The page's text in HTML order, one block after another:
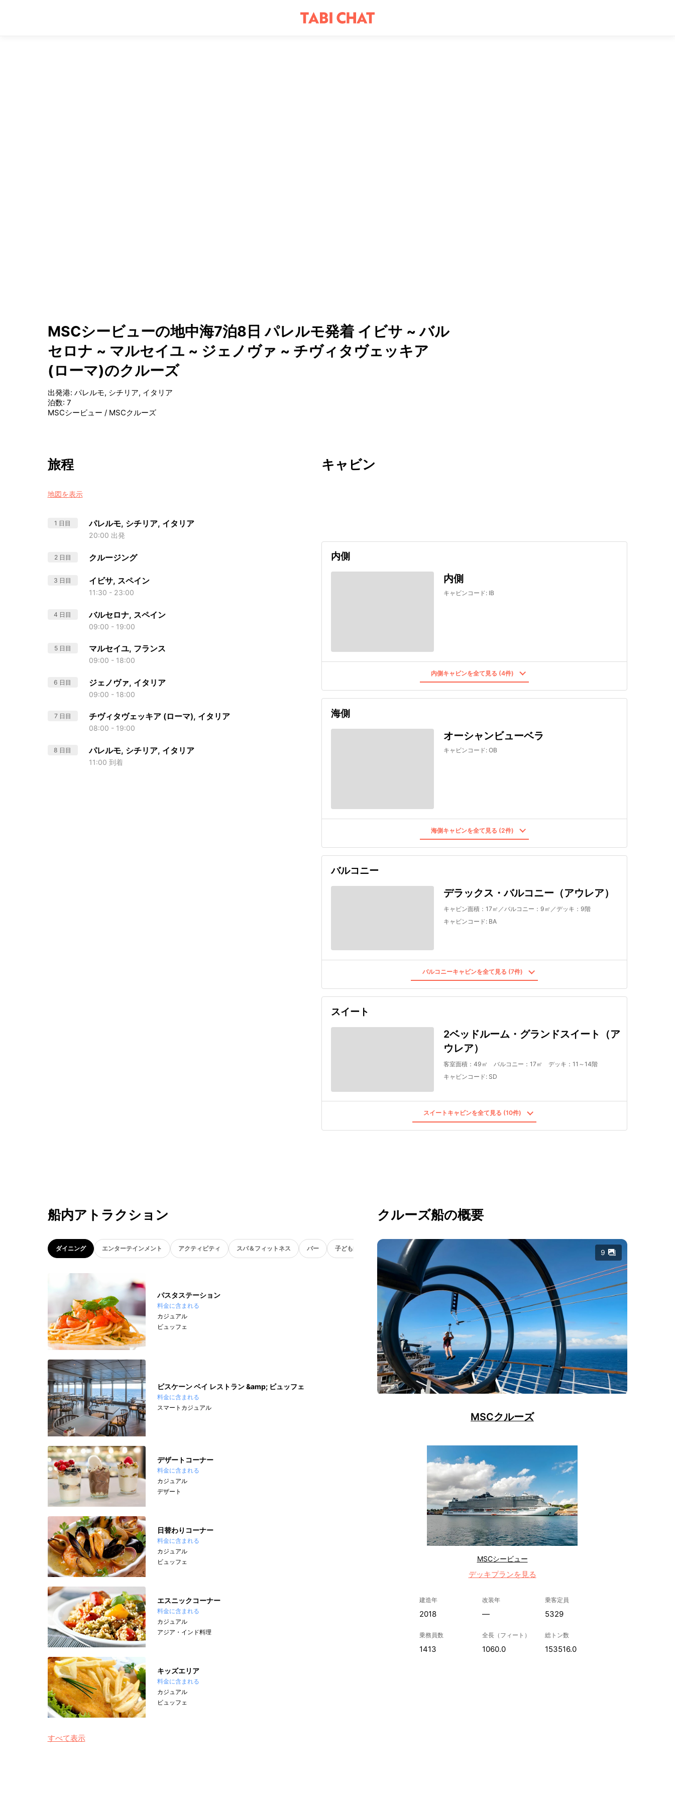
MSCシービューの地中海7泊8日 パレルモ発着 イビサ ~ バル
セロナ ~ マルセイユ ~ ジェノヴァ ~ チヴィタヴェッキア
(ローマ)のクルーズ
出発港: パレルモ, シチリア, イタリア
泊数: 7
MSCシービュー / MSCクルーズ
旅程
地図を表示
1 日目 パレルモ, シチリア, イタリア
20:00 出発
2 日目 クルージング
3 日目 イビサ, スペイン
11:30 - 23:00
4 日目 バルセロナ, スペイン
09:00 - 19:00
5 日目 マルセイユ, フランス
09:00 - 18:00
6 日目 ジェノヴァ, イタリア
09:00 - 18:00
7 日目 チヴィタヴェッキア (ローマ), イタリア
08:00 - 19:00
8 日目 パレルモ, シチリア, イタリア
11:00 到着
キャビン
内側
内側
キャビンコード: IB
内側キャビンを全て見る (4件)
海側
オーシャンビューベラ
キャビンコード: OB
海側キャビンを全て見る (2件)
バルコニー
デラックス・バルコニー（アウレア）
キャビン面積：17㎡／バルコニー：9㎡／デッキ：9階
キャビンコード: BA
バルコニーキャビンを全て見る (7件)
スイート
2ベッドルーム・グランドスイート（ア
ウレア）
客室面積：49㎡ バルコニー：17㎡ デッキ：11～14階
キャビンコード: SD
スイートキャビンを全て見る (10件)
船内アトラクション
ダイニング エンターテインメント アクティビティ スパ＆フィットネス バー 子ども向け
パスタステーション
料金に含まれる
カジュアル
ビュッフェ
ビスケーン ベイ レストラン &amp; ビュッフェ
料金に含まれる
スマートカジュアル
デザートコーナー
料金に含まれる
カジュアル
デザート
日替わりコーナー
料金に含まれる
カジュアル
ビュッフェ
エスニックコーナー
料金に含まれる
カジュアル
アジア・インド料理
キッズエリア
料金に含まれる
カジュアル
ビュッフェ
すべて表示
クルーズ船の概要
9
MSCクルーズ
MSCシービュー
デッキプランを見る
建造年
2018
改装年
—
乗客定員
5329
乗務員数
1413
全長（フィート）
1060.0
総トン数
153516.0